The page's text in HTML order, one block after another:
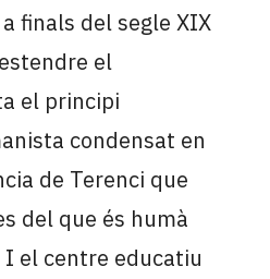
finals del segle XIX
el
el principi
condensat en
de Terenci que
del que és humà
I el centre educatiu